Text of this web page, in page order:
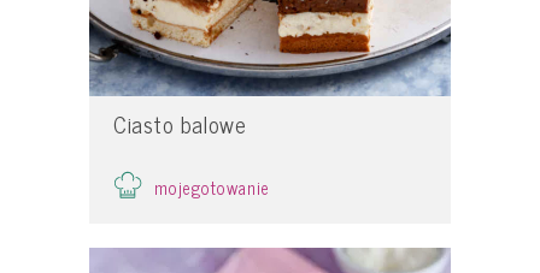
Ciasto balowe
mojegotowanie